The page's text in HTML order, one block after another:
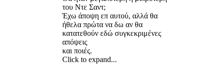
του Ντε Σαντ;
Έχω άποψη επ αυτού, αλλά θα
ήθελα πρώτα να δω αν θα
κατατεθούν εδώ συγκεκριμένες
απόψεις
και ποιές.
Click to expand...